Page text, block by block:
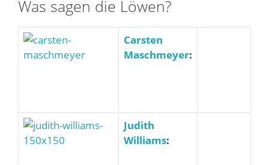
Was sagen die Löwen?
Carsten
Maschmeyer:
Judith
Williams: